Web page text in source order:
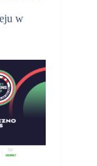
w